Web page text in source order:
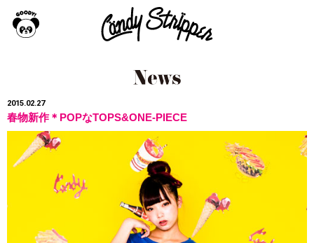
2015.02.27
春物新作＊POPなTOPS&ONE-PIECE